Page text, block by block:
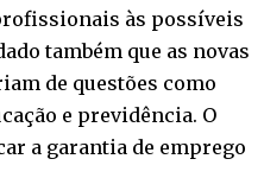
às possíveis
também que as novas
de questões como
e previdência. O
a garantia de emprego